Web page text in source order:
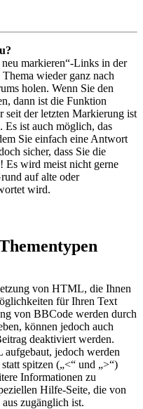
markieren“-Links in der
wieder ganz nach
holen. Wenn Sie den
dann ist die Funktion
seit der letzten Markierung ist
Es ist auch möglich, das
Sie einfach eine Antwort
sicher, dass Sie die
Es wird meist nicht gerne
auf alte oder
wird.
von HTML, die Ihnen
für Ihren Text
von BBCode werden durch
können jedoch auch
deaktiviert werden.
jedoch werden
spitzen („<“ und „>“)
Informationen zu
Hilfe-Seite, die von
zugänglich ist.